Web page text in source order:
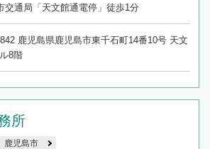
交通局「天文館通電停」徒歩1分
鹿児島県鹿児島市東千石町14番10号 天文
8階
所
鹿児島市